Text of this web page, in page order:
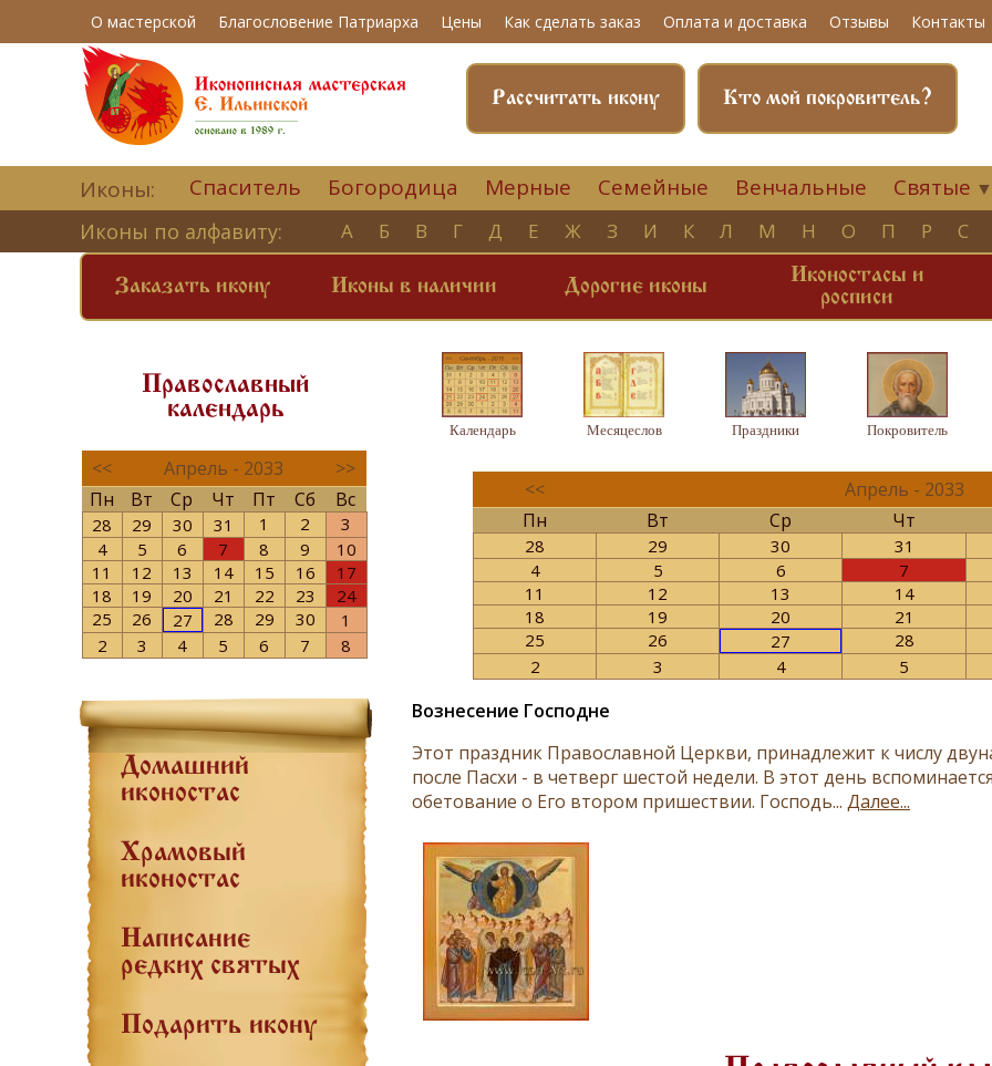
О мастерской Благословение Патриарха Цены Как сделать заказ Оплата и доставка Отзывы Контакты
Кто мой покровитель?
Рассчитать икону
Иконы: Спаситель Богородица Мерные Семейные Венчальные Святые ▼
Иконы по алфавиту: А Б В Г Д Е Ж З И К Л М Н О П Р С
Заказать икону Иконы в наличии Дорогие иконы
Иконостасы и
росписи
Православный
календарь
<< Апрель - 2033
>>
Пн
Вт Ср Чт Пт Сб Вс
28 29 30 31 1 2
3
4
5 6 7 8 9
10
11
12 13 14 15 16
17
18
19 20 21 22 23
24
25
26 27 28 29 30
1
2
3 4 5 6 7 8
Домашний
иконостас
Храмовый
иконостас
Написание
редких святых
Подарить икону
Календарь Месяцеслов Праздники Покровитель
<< Апрель - 2033
Пн
Вт Ср Чт
28 29 30 31
4
5 6 7
11
12 13 14
18
19 20 21
25
26 27 28
2
3 4 5
Вознесение Господне
Этот праздник Православной Церкви, принадлежит к числу
после Пасхи - в четверг шестой недели. В этот день
обетование о Его втором пришествии. Господь... Далее...